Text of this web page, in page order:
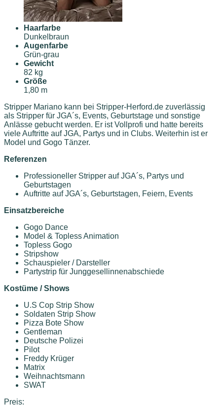
Haarfarbe
Dunkelbraun
Augenfarbe
Grün-grau
Gewicht
82 kg
Größe
1,80 m
Stripper Mariano kann bei Stripper-Herford.de zuverlässig
als Stripper für JGA´s, Events, Geburtstage und sonstige
Anlässe gebucht werden. Er ist Vollprofi und hatte bereits
viele Auftritte auf JGA, Partys und in Clubs. Weiterhin ist er
Model und Gogo Tänzer.
Referenzen
Professioneller Stripper auf JGA´s, Partys und
Geburtstagen
Auftritte auf JGA´s, Geburtstagen, Feiern, Events
Einsatzbereiche
Gogo Dance
Model & Topless Animation
Topless Gogo
Stripshow
Schauspieler / Darsteller
Partystrip für Junggesellinnenabschiede
Kostüme / Shows
U.S Cop Strip Show
Soldaten Strip Show
Pizza Bote Show
Gentleman
Deutsche Polizei
Pilot
Freddy Krüger
Matrix
Weihnachtsmann
SWAT
Preis: